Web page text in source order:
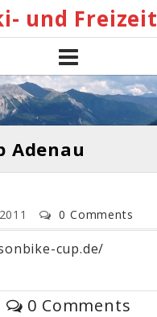
und Freizeit
Adenau
0 Comments
cup.de/
0 Comments